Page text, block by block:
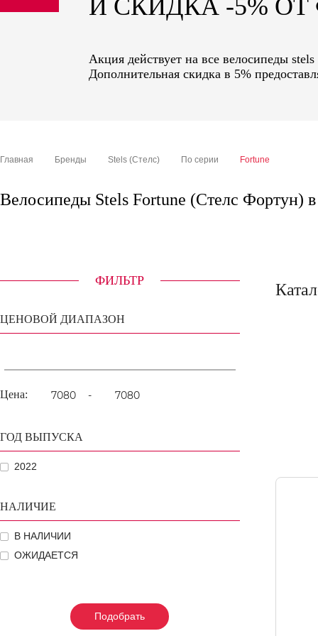
sale
И СКИДКА -5%
Акция действует на все велосипеды
Дополнительная скидка в 5%
Главная Бренды Stels (Стелс) По серии Fortune
Велосипеды Stels Fortune (Стелс Фортун) в
ФИЛЬТР
ЦЕНОВОЙ ДИАПАЗОН
Цена: -
ГОД ВЫПУСКА
2022
НАЛИЧИЕ
В НАЛИЧИИ
ОЖИДАЕТСЯ
Подобрать
Подобрать
Подобрать